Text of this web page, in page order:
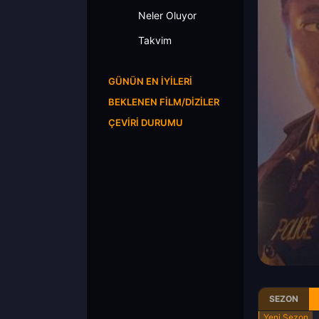
Neler Oluyor
Takvim
GÜNÜN EN İYILERI
BEKLENEN FILM/DIZILER
ÇEVIRI DURUMU
SEZON